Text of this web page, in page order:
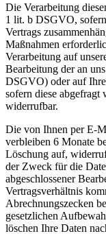
Die Verarbeitung
1 lit. b DSGVO,
Vertrags
Maßnahmen
Verarbeitung auf
Bearbeitung der an
DSGVO) oder auf
sofern diese
widerrufbar.
Die von Ihnen per E-
verbleiben 6 Monate
Löschung auf,
der Zweck für die
abgeschlossener
Vertragsverhältnis
Abrechnungszecken
gesetzlichen
löschen Ihre Daten